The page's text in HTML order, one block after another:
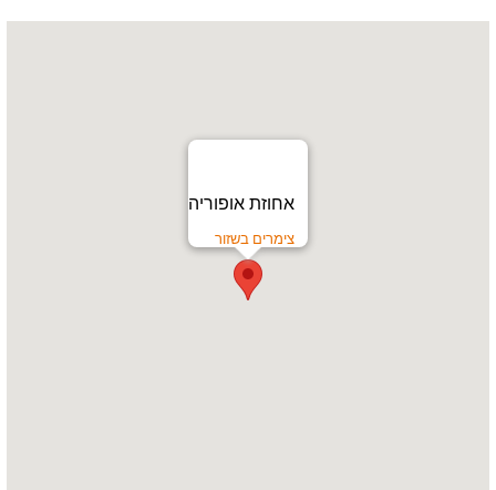
אחוזת אופוריה
צימרים בשזור